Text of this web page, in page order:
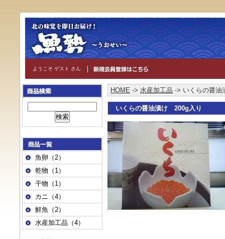
ようこそ ゲスト さん
魚卵（2）
乾物（1）
干物（1）
カニ（4）
鮮魚（2）
水産加工品（4）
HOME -> 水産加工品 -> いくらの醤
いくらの醤油漬け 200g入り